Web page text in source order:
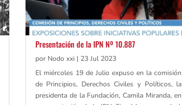
Presentación de la IPN Nº 10.887
por Nodo xxi| 23 Jul 2023
El miércoles 19 de Julio expuso en la comisión
de Principios, Derechos Civiles y Políticos, la
presidenta de la Fundación, Camila Miranda, en